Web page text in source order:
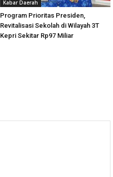
Kabar Daerah
Program Prioritas Presiden,
Revitalisasi Sekolah di Wilayah 3T
Kepri Sekitar Rp97 Miliar